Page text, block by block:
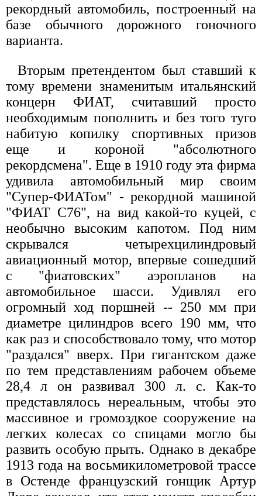
рекордный автомобиль, построенный на
базе обычного дорожного гоночного
варианта.
Вторым претендентом был ставший к
тому времени знаменитым итальянский
концерн ФИАТ, считавший просто
необходимым пополнить и без того туго
набитую копилку спортивных призов
еще и короной "абсолютного
рекордсмена". Еще в 1910 году эта фирма
удивила автомобильный мир своим
"Супер-ФИАТом" - рекордной машиной
"ФИАТ С76", на вид какой-то куцей, с
необычно высоким капотом. Под ним
скрывался четырехцилиндровый
авиационный мотор, впервые сошедший
с "фиатовских" аэропланов на
автомобильное шасси. Удивлял его
огромный ход поршней -- 250 мм при
диаметре цилиндров всего 190 мм, что
как раз и способствовало тому, что мотор
"раздался" вверх. При гигантском даже
по тем представлениям рабочем объеме
28,4 л он развивал 300 л. с. Как-то
представлялось нереальным, чтобы это
массивное и громоздкое сооружение на
легких колесах со спицами могло бы
развить особую прыть. Однако в декабре
1913 года на восьмикилометровой трассе
в Остенде французский гонщик Артур